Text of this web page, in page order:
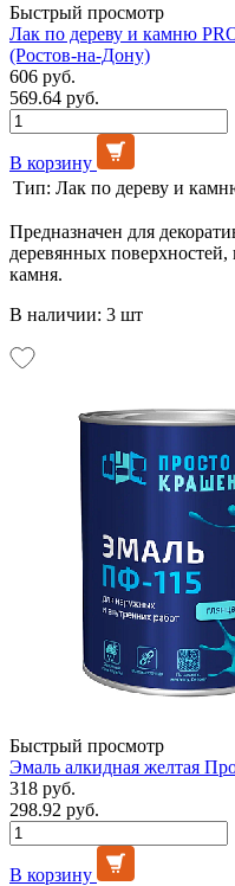
Быстрый просмотр
Лак по дереву и камню
(Ростов-на-Дону)
606 руб.
569.64 руб.
В корзину
Тип: Лак по дереву и
Предназначен для
деревянных поверхностей,
камня.
В наличии: 3 шт
Быстрый просмотр
Эмаль алкидная желтая
318 руб.
298.92 руб.
В корзину